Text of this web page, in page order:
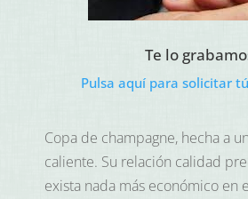
Te lo
Pulsa aquí para solicitar
Copa de champagne, hecha a
caliente. Su relación calidad
exista nada más económico en